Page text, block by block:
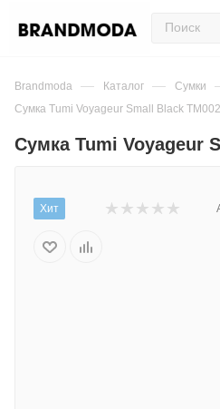
Brandmoda — Каталог — Сумки
Сумка Tumi Voyageur Small Black
Сумка Tumi Voyageur
Хит